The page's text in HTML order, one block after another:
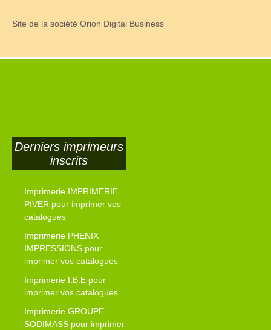
Site de la société Orion Digital Business
Derniers imprimeurs
inscrits
Imprimerie IMPRIMERIE
PIVER pour imprimer vos
catalogues
Imprimerie PHENIX
IMPRESSIONS pour
imprimer vos catalogues
Imprimerie I.B.E pour
imprimer vos catalogues
Imprimerie GROUPE
SODIMASS pour imprimer